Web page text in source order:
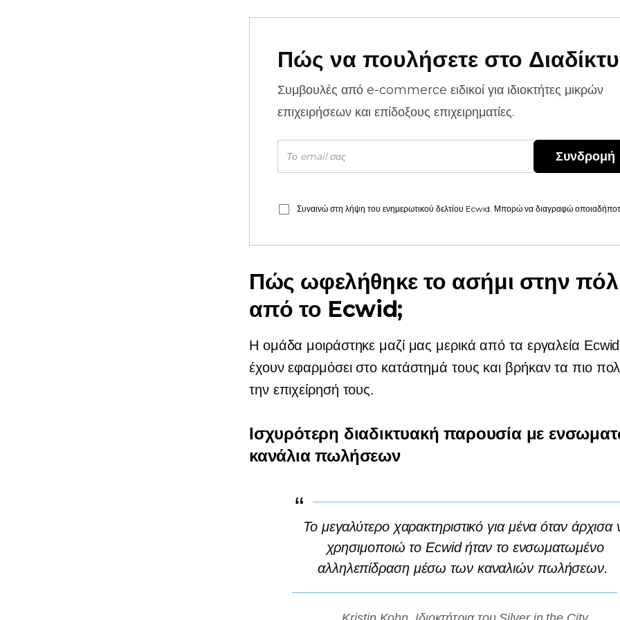
Πώς να πουλήσετε στο
Συμβουλές από e-commerce ειδικοί για ιδιοκτήτες μικρών
επιχειρήσεων και επίδοξους επιχειρηματίες.
Συνδρομή
Συναινώ στη λήψη του ενημερωτικού δελτίου Ecwid. Μπορώ να διαγραφώ
Πώς ωφελήθηκε το ασήμι στην
από το Ecwid;
Η ομάδα μοιράστηκε μαζί μας μερικά από τα εργαλεία
έχουν εφαρμόσει στο κατάστημά τους και βρήκαν τα πιο
την επιχείρησή τους.
Ισχυρότερη διαδικτυακή παρουσία με
κανάλια πωλήσεων
Το μεγαλύτερο χαρακτηριστικό για μένα όταν άρχισα
χρησιμοποιώ το Ecwid ήταν το ενσωματωμένο
αλληλεπίδραση μέσω των καναλιών πωλήσεων.